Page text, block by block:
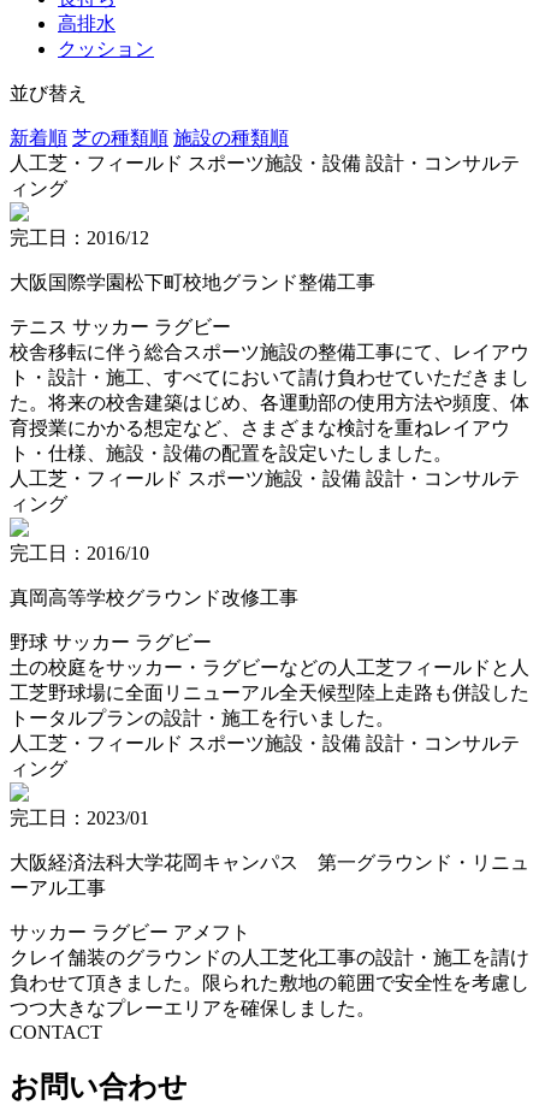
高排水
クッション
並び替え
新着順 芝の種類順 施設の種類順
人工芝・フィールド スポーツ施設・設備 設計・コンサルテ
ィング
完工日：2016/12
大阪国際学園松下町校地グランド整備工事
テニス サッカー ラグビー
校舎移転に伴う総合スポーツ施設の整備工事にて、レイアウ
ト・設計・施工、すべてにおいて請け負わせていただきまし
た。将来の校舎建築はじめ、各運動部の使用方法や頻度、体
育授業にかかる想定など、さまざまな検討を重ねレイアウ
ト・仕様、施設・設備の配置を設定いたしました。
人工芝・フィールド スポーツ施設・設備 設計・コンサルテ
ィング
完工日：2016/10
真岡高等学校グラウンド改修工事
野球 サッカー ラグビー
土の校庭をサッカー・ラグビーなどの人工芝フィールドと人
工芝野球場に全面リニューアル全天候型陸上走路も併設した
トータルプランの設計・施工を行いました。
人工芝・フィールド スポーツ施設・設備 設計・コンサルテ
ィング
完工日：2023/01
大阪経済法科大学花岡キャンパス 第一グラウンド・リニュ
ーアル工事
サッカー ラグビー アメフト
クレイ舗装のグラウンドの人工芝化工事の設計・施工を請け
負わせて頂きました。限られた敷地の範囲で安全性を考慮し
つつ大きなプレーエリアを確保しました。
CONTACT
お問い合わせ